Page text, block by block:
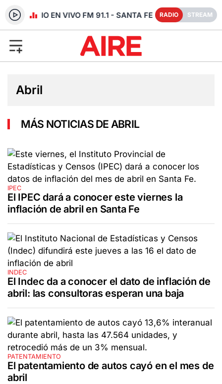
RADIO EN VIVO FM 91.1 - SANTA FE RADIO STREAM
Abril
MÁS NOTICIAS DE ABRIL
IPEC
El IPEC dará a conocer este viernes la
inflación de abril en Santa Fe
INDEC
El Indec da a conocer el dato de inflación de
abril: las consultoras esperan una baja
PATENTAMIENTO
El patentamiento de autos cayó en el mes de
abril